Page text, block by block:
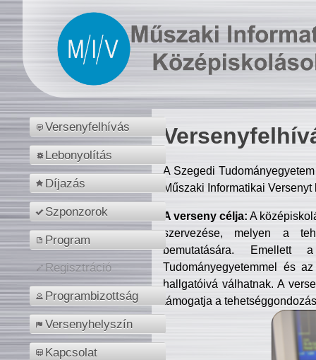
Versenyfelhívás
Lebonyolítás
Díjazás
Szponzorok
Program
Regisztráció
Programbizottság
Versenyhelyszín
Kapcsolat
A Szegedi
Műszaki Informatikai
A verseny célja: A
szervezése, melyen a
bemutatására. Emellett
Tudományegyetemmel és
hallgatóivá válhatnak. A
támogatja a